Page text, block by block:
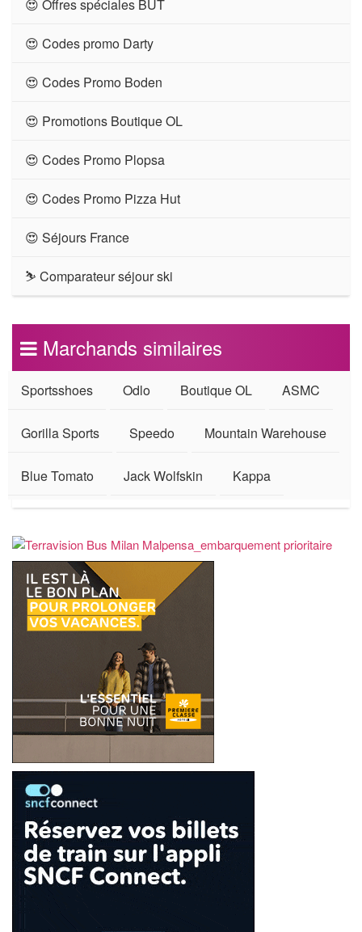
😍 Offres spéciales BUT
😍 Codes promo Darty
😍 Codes Promo Boden
😍 Promotions Boutique OL
😍 Codes Promo Plopsa
😍 Codes Promo Pizza Hut
😍 Séjours France
⛷ Comparateur séjour ski
Marchands similaires
Sportsshoes Odlo Boutique OL ASMC
Gorilla Sports Speedo Mountain Warehouse
Blue Tomato Jack Wolfskin Kappa